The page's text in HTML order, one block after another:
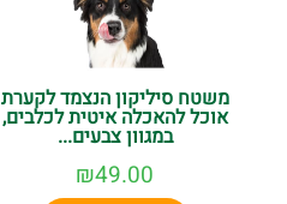
משטח סיליקון הנצמד לקערת
אוכל להאכלה איטית לכלבים,
במגוון צבעים...
₪49.00